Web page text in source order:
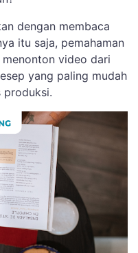
dengan membaca
itu saja, pemahaman
video dari
yang paling mudah
produksi.